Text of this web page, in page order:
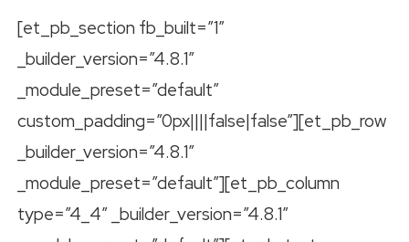
[et_pb_section fb_built=”1″
_builder_version=”4.8.1″
_module_preset=”default”
custom_padding=”0px||||false|false”][et_pb_row
_builder_version=”4.8.1″
_module_preset=”default”][et_pb_column
type=”4_4″ _builder_version=”4.8.1″